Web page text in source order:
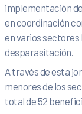
implementación
en coordinación
en varios sectores
desparasitación.
A través de esta
menores de los
total de 52